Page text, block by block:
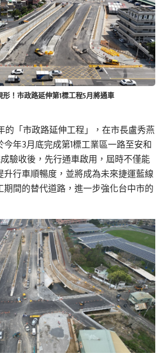
！市政路延伸第1標工程5月將通車
的「市政路延伸工程」，在市長盧秀燕
年3月底完成第1標工業區一路至安和
驗收後，先行通車啟用，屆時不僅能
升行車順暢度，並將成為未來捷運藍線
期間的替代道路，進一步強化台中市的